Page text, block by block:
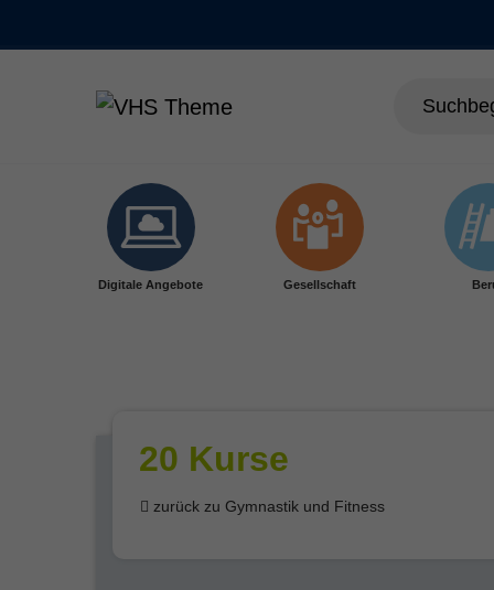
Digitale Angebote Gesellschaft
20 Kurse
zurück zu Gymnastik und Fitness